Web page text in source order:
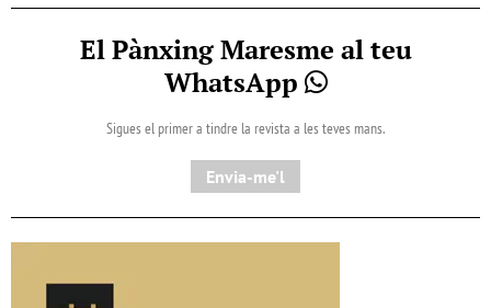
El Pànxing Maresme al teu
WhatsApp
Sigues el primer a tindre la revista a les teves mans.
Envia-me'l